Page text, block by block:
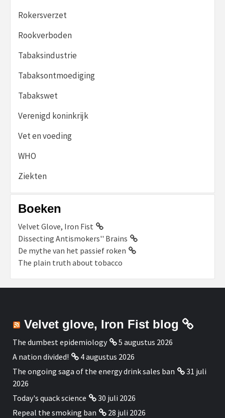
Rokersverzet
Rookverboden
Tabaksindustrie
Tabaksontmoediging
Tabakswet
Verenigd koninkrijk
Vet en voeding
WHO
Ziekten
Boeken
Velvet Glove, Iron Fist
Dissecting Antismokers'' Brains
De mythe van het passief roken
The plain truth about tobacco
Velvet glove, Iron Fist blog
The dumbest epidemiology
5 augustus 2026
A nation divided!
4 augustus 2026
The ongoing saga of the energy drink sales ban
31 juli
2026
Today's quack science
30 juli 2026
Repeal the smoking ban
28 juli 2026